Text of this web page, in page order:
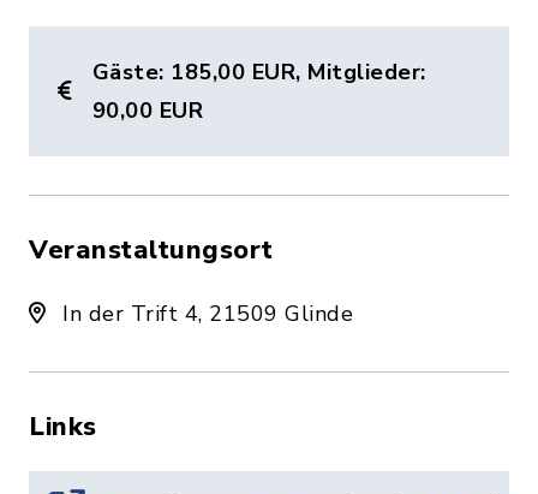
Gäste: 185,00 EUR, Mitglieder:
90,00 EUR
Veranstaltungsort
In der Trift 4, 21509 Glinde
Links